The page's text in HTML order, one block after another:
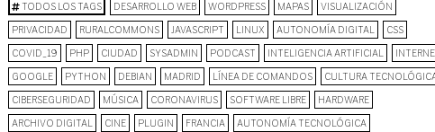
TODOS LOS TAGS DESARROLLO WEB WORDPRESS MAPAS VISUALIZACIÓN
PRIVACIDAD RURALCOMMONS JAVASCRIPT LINUX AUTONOMÍA DIGITAL CSS
COVID_19 PHP CIUDAD SYSADMIN PODCAST INTELIGENCIA ARTIFICIAL
GOOGLE PYTHON DEBIAN MADRID LÍNEA DE COMANDOS CULTURA
CIBERSEGURIDAD MÚSICA CORONAVIRUS SOFTWARE LIBRE HARDWARE
ARCHIVO DIGITAL CINE PLUGIN FRANCIA AUTONOMÍA TECNOLÓGICA